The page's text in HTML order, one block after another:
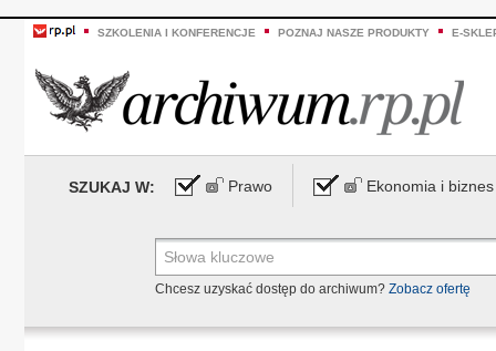
SZKOLENIA I KONFERENCJE POZNAJ NASZE PRODUKTY E-
SZUKAJ W: Prawo Ekonomia i biznes
Chcesz uzyskać dostęp do archiwum? Zobacz ofertę